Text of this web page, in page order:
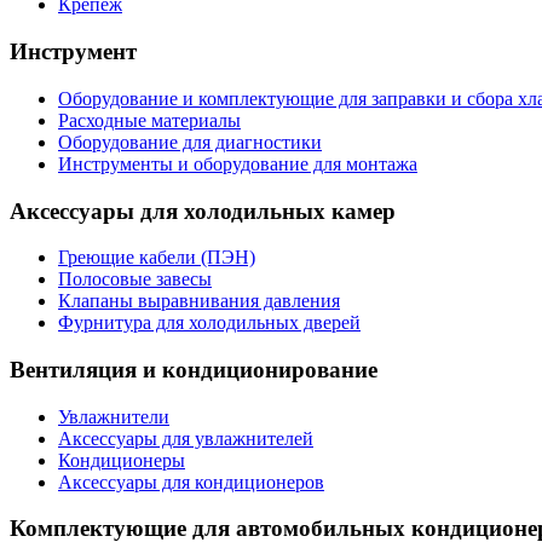
Крепеж
Инструмент
Оборудование и комплектующие для заправки и сбора
Расходные материалы
Оборудование для диагностики
Инструменты и оборудование для монтажа
Аксессуары для холодильных камер
Греющие кабели (ПЭН)
Полосовые завесы
Клапаны выравнивания давления
Фурнитура для холодильных дверей
Вентиляция и кондиционирование
Увлажнители
Аксессуары для увлажнителей
Кондиционеры
Аксессуары для кондиционеров
Комплектующие для автомобильных